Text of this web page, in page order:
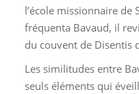
l’école missionnaire de
fréquenta Bavaud, il
du couvent de Disentis
Les similitudes entre
seuls éléments qui